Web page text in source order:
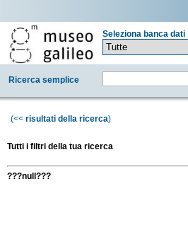
Seleziona banca dati
Ricerca semplice
(<< risultati della ricerca)
Tutti i filtri della tua ricerca
???null???